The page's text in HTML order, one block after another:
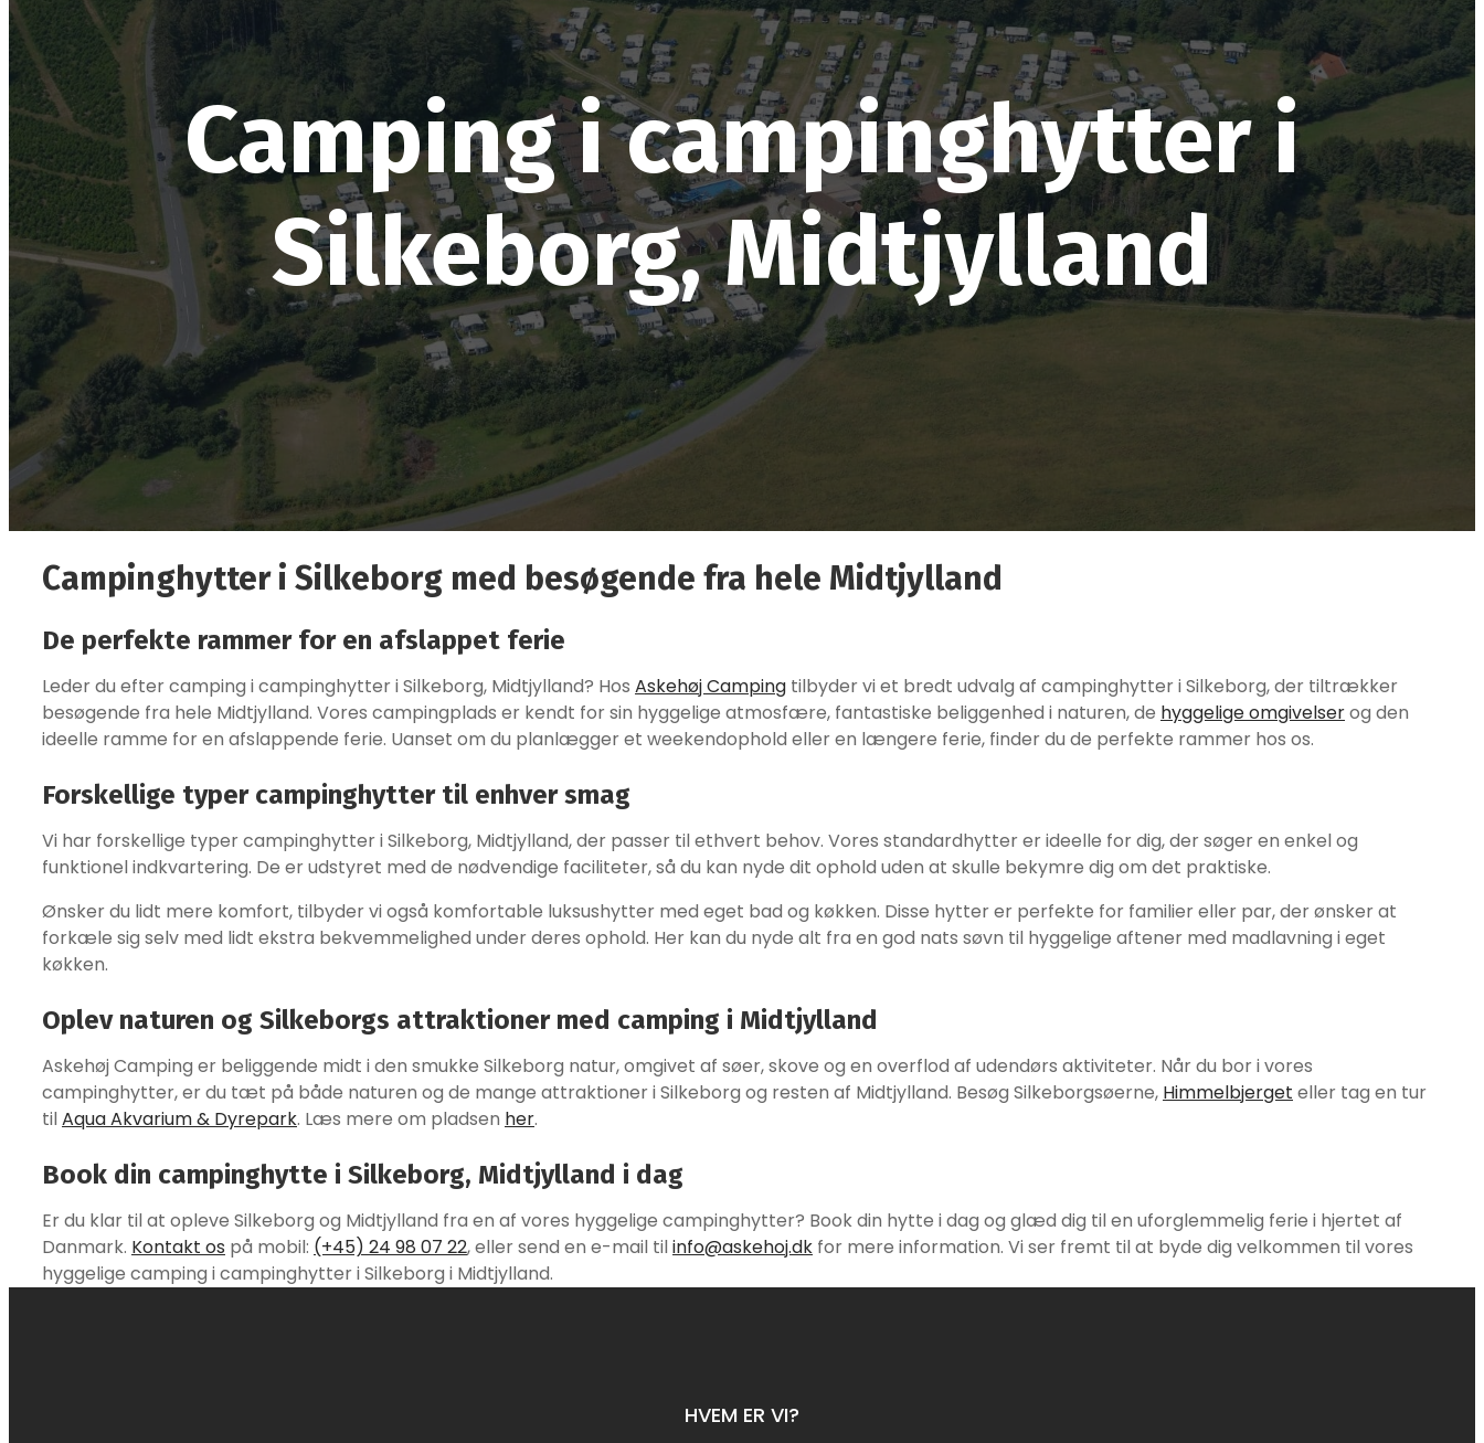
Camping i campinghytter i
Silkeborg, Midtjylland
Campinghytter i Silkeborg med besøgende fra hele Midtjylland
De perfekte rammer for en afslappet ferie
Leder du efter camping i campinghytter i Silkeborg, Midtjylland? Hos Askehøj Camping tilbyder vi et bredt udvalg af campinghytter i Silkeborg, der tiltrækker
besøgende fra hele Midtjylland. Vores campingplads er kendt for sin hyggelige atmosfære, fantastiske beliggenhed i naturen, de hyggelige omgivelserog den
ideelle ramme for en afslappende ferie. Uanset om du planlægger et weekendophold eller en længere ferie, finder du de perfekte rammer hos os.
Forskellige typer campinghytter til enhver smag
Vi har forskellige typer campinghytter i Silkeborg, Midtjylland, der passer til ethvert behov. Vores standardhytter er ideelle for dig, der søger en enkel og
funktionel indkvartering. De er udstyret med de nødvendige faciliteter, så du kan nyde dit ophold uden at skulle bekymre dig om det praktiske.
Ønsker du lidt mere komfort, tilbyder vi også komfortable luksushytter med eget bad og køkken. Disse hytter er perfekte for familier eller par, der ønsker at
forkæle sig selv med lidt ekstra bekvemmelighed under deres ophold. Her kan du nyde alt fra en god nats søvn til hyggelige aftener med madlavning i eget
køkken.
Oplev naturen og Silkeborgs attraktioner med camping i Midtjylland
Askehøj Camping er beliggende midt i den smukke Silkeborg natur, omgivet af søer, skove og en overflod af udendørs aktiviteter. Når du bor i vores
campinghytter, er du tæt på både naturen og de mange attraktioner i Silkeborg og resten af Midtjylland. Besøg Silkeborgsøerne, Himmelbjerget eller tag en tur
tilAqua Akvarium & Dyrepark. Læs mere om pladsen her.
Book din campinghytte i Silkeborg, Midtjylland i dag
Er du klar til at opleve Silkeborg og Midtjylland fra en af vores hyggelige campinghytter? Book din hytte i dag og glæd dig til en uforglemmelig ferie i hjertet af
Danmark. Kontakt os på mobil: (+45) 24 98 07 22, eller send en e-mail tilinfo@askehoj.dk for mere information. Vi ser fremt til at byde dig velkommen til vores
hyggelige camping i campinghytter i Silkeborg i Midtjylland.
HVEM ER VI?